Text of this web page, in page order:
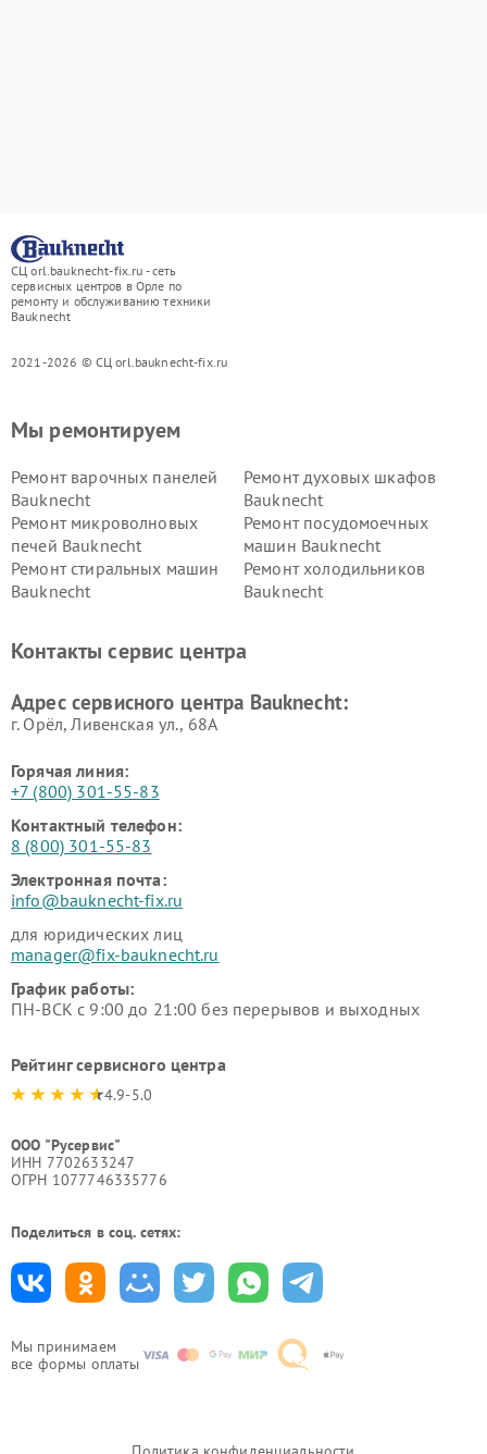
СЦ orl.bauknecht-fix.ru - сеть
сервисных центров в Орле по
ремонту и обслуживанию техники
Bauknecht
2021-2026 © СЦ orl.bauknecht-fix.ru
Мы принимаем
все формы оплаты
Мы ремонтируем
Ремонт варочных панелей
Bauknecht
Ремонт духовых шкафов
Bauknecht
Ремонт микроволновых
печей Bauknecht
Ремонт посудомоечных
машин Bauknecht
Ремонт стиральных машин
Bauknecht
Ремонт холодильников
Bauknecht
Контакты сервис центра
Адрес сервисного центра Bauknecht:
г. Орёл, Ливенская ул., 68А
Горячая линия:
+7 (800) 301-55-83
Контактный телефон:
8 (800) 301-55-83
Электронная почта:
info@bauknecht-fix.ru
для юридических лиц
manager@fix-bauknecht.ru
График работы:
ПН-ВСК с 9:00 до 21:00 без перерывов и выходных
Рейтинг сервисного центра
4.9-5.0
ООО "Русервис"
ИНН 7702633247
ОГРН 1077746335776
Поделиться в соц. сетях: